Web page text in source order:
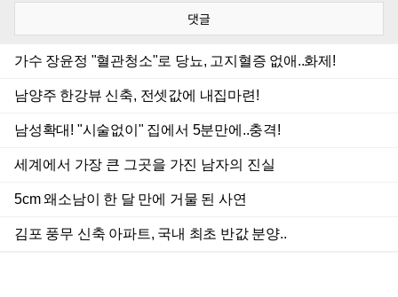
댓글